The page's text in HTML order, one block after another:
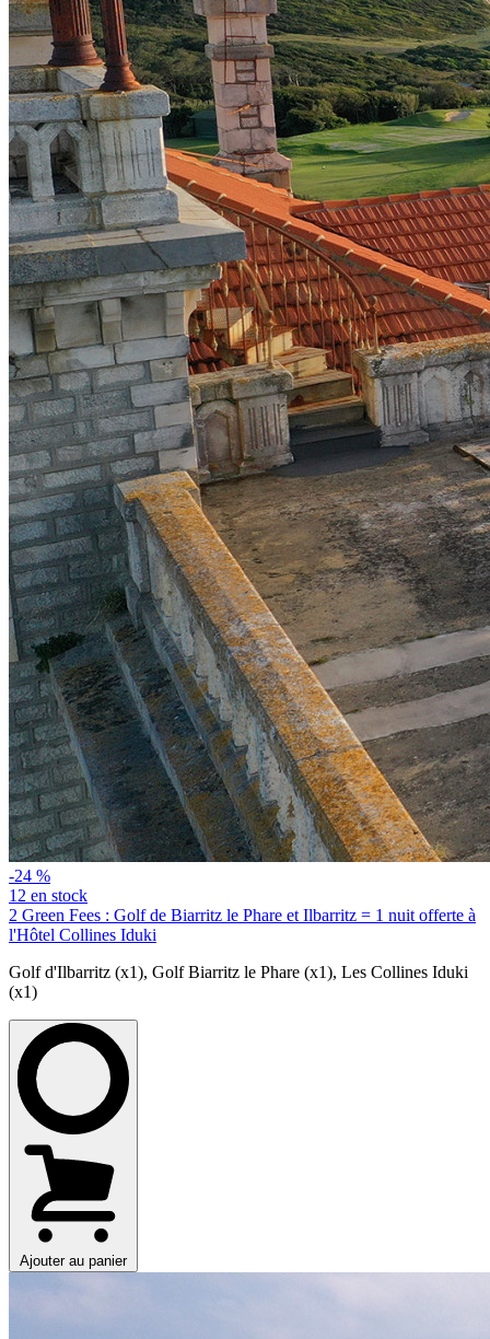
-24 %
12 en stock
2 Green Fees : Golf de Biarritz le Phare et Ilbarritz = 1 nuit offerte à
l'Hôtel Collines Iduki
Golf d'Ilbarritz (x1), Golf Biarritz le Phare (x1), Les Collines Iduki
(x1)
Ajouter au panier